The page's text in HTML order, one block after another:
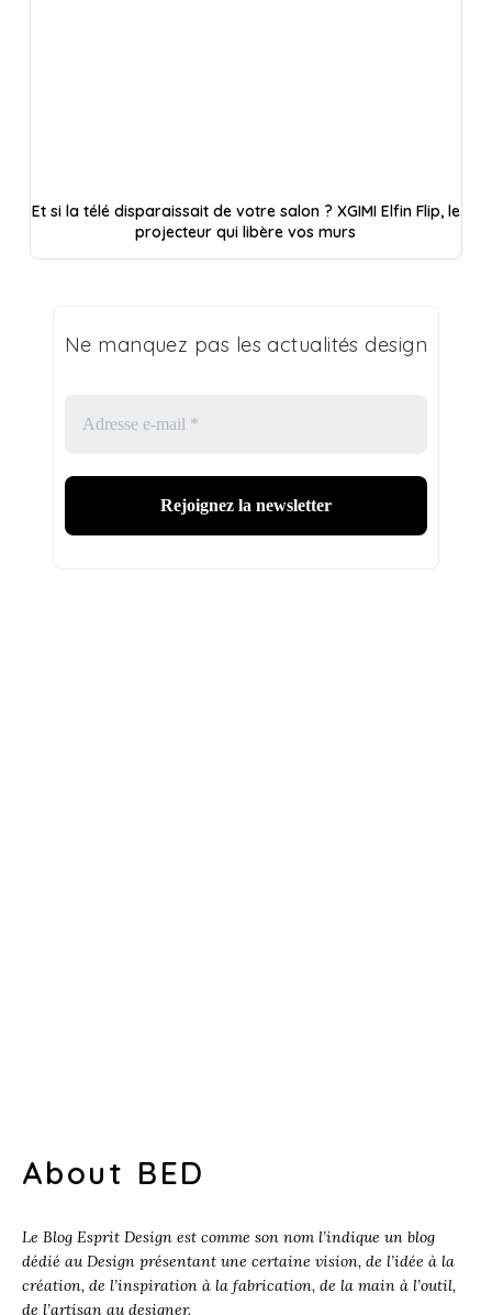
Et si la télé disparaissait de votre salon ? XGIMI Elfin Flip, le
projecteur qui libère vos murs
Ne manquez pas les actualités design
About BED
Le Blog Esprit Design est comme son nom l’indique un blog
dédié au Design présentant une certaine vision, de l’idée à la
création, de l’inspiration à la fabrication, de la main à l’outil,
de l’artisan au designer.